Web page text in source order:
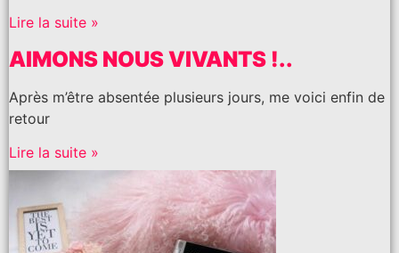
Lire la suite »
AIMONS NOUS VIVANTS !..
Après m’être absentée plusieurs jours, me voici enfin de
retour
Lire la suite »